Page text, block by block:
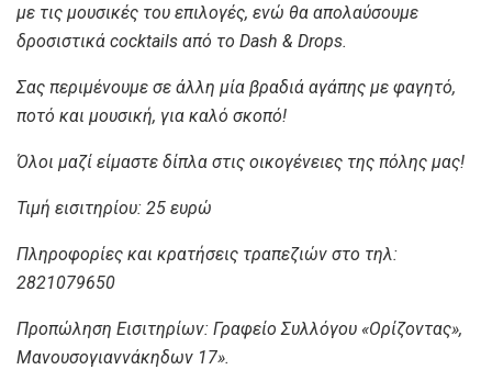
με τις μουσικές του επιλογές, ενώ θα απολαύσουμε
δροσιστικά cocktails από το Dash & Drops.
Σας περιμένουμε σε άλλη μία βραδιά αγάπης με φαγητό,
ποτό και μουσική, για καλό σκοπό!
Όλοι μαζί είμαστε δίπλα στις οικογένειες της πόλης μας!
Τιμή εισιτηρίου: 25 ευρώ
Πληροφορίες και κρατήσεις τραπεζιών στo τηλ:
2821079650
Προπώληση Εισιτηρίων: Γραφείο Συλλόγου «Ορίζοντας»,
Μανουσογιαννάκηδων 17».